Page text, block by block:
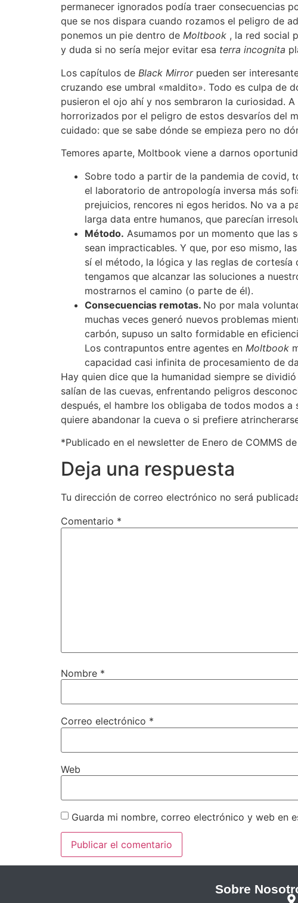
permanecer ignorados podía traer consecuencias
que se nos dispara cuando rozamos el peligro de
ponemos un pie dentro de Moltbook , la red social
y duda si no sería mejor evitar esa terra incognita
Los capítulos de Black Mirrorpueden ser
cruzando ese umbral «maldito». Todo es culpa de
pusieron el ojo ahí y nos sembraron la curiosidad.
horrorizados por el peligro de estos desvaríos del
cuidado: que se sabe dónde se empieza pero no
Temores aparte, Moltbook viene a darnos
Sobre todo a partir de la pandemia de covid,
el laboratorio de antropología inversa más
prejuicios, rencores ni egos heridos. No va a
larga data entre humanos, que parecían
Método. Asumamos por un momento que las
sean impracticables. Y que, por eso mismo,
sí el método, la lógica y las reglas de cortesía
tengamos que alcanzar las soluciones a
mostrarnos el camino (o parte de él).
Consecuencias remotas. No por mala
muchas veces generó nuevos problemas
carbón, supuso un salto formidable en
Los contrapuntos entre agentes en Moltbook
capacidad casi infinita de procesamiento de
Hay quien dice que la humanidad siempre se
salían de las cuevas, enfrentando peligros
después, el hambre los obligaba de todos modos a
quiere abandonar la cueva o si prefiere
*Publicado en el newsletter de Enero de COMMS de
Deja una respuesta
Tu dirección de correo electrónico no será
Comentario *
Nombre *
Correo electrónico *
Web
Guarda mi nombre, correo electrónico y web en
Sobre